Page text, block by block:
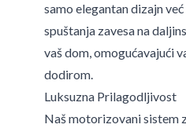
samo elegantan dizajn
spuštanja zavesa na
vaš dom, omogućavajući
dodirom.
Luksuzna Prilagodljivost
Naš motorizovani sistem